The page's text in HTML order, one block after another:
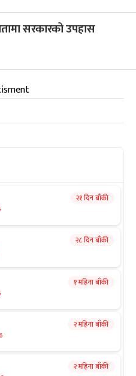
सरकारको उपहास
२१ दिन बाँकी
२८ दिन बाँकी
१ महिना बाँकी
२ महिना बाँकी
२ महिना बाँकी